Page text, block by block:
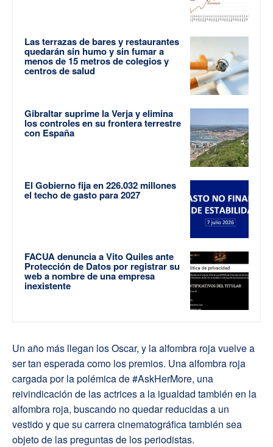
Las terrazas de bares y restaurantes
quedarán sin humo y sin fumar a
menos de 15 metros de colegios y
centros de salud
Gibraltar suprime la Verja y elimina
los controles en su frontera terrestre
con España
El Gobierno fija en 226.032 millones
el techo de gasto para 2027
FACUA denuncia a Vito Quiles ante
Protección de Datos por registrar su
web a nombre de una empresa
inexistente
Un año más llegan los Oscar, y la alfombra roja vuelve a
ser tan esperada como los premios. Una alfombra roja
cargada por la polémica de #AskHerMore, una
reivindicación de las actrices a la igualdad también en la
alfombra roja, buscando no quedar reducidas a un
vestido y que su carrera cinematográfica también sea
objeto de las preguntas de los periodistas.